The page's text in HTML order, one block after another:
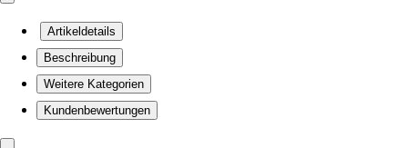
Artikeldetails
Beschreibung
Weitere Kategorien
Kundenbewertungen